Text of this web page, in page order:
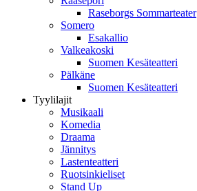
Raseborgs Sommarteater
Somero
Esakallio
Valkeakoski
Suomen Kesäteatteri
Pälkäne
Suomen Kesäteatteri
Tyylilajit
Musikaali
Komedia
Draama
Jännitys
Lastenteatteri
Ruotsinkieliset
Stand Up